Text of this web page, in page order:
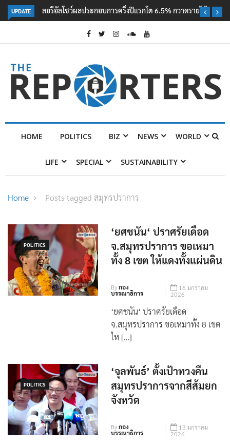
UPDATE
ลอรีอัลโชว์ผลประกอบการครึ่งปีแรกโต 6.5% กวาดรายได้ 2.3 หมื่นล้านยูโร
คว้าไลเซนส์ ‘กุชชี่’ 50 ปี พร้อมส่ง 4 แบรนด์ใหม่บุกตลาดไทย
POLITICS BIZ NEWS WORLD
POLITICS
‘ยศชนัน‘ ปราศรัยเดือด
จ.สมุทรปราการ ขอเหมา
ทั้ง 8 เขต ให้แดงทั้งแผ่นดิน
Byกอง
บรรณาธิการ
16 มกราคม
2026
‘ยศชนัน‘ ปราศรัยเดือด
POLITICS
‘จุลพันธ์’ ตั้งเป้าทวงคืน
สมุทรปราการจากสีส้มยก
จังหวัด